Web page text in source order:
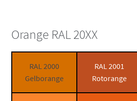
Orange RAL 20XX
RAL 2000
Gelborange
RAL 2001
Rotorange